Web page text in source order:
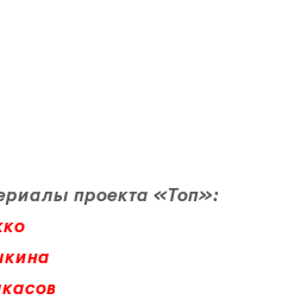
проекта «Топ»: